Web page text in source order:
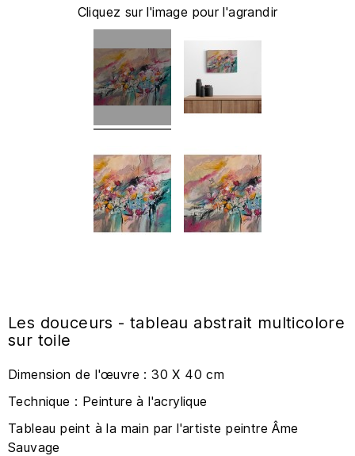
Cliquez sur l'image pour l'agrandir
Les douceurs - tableau abstrait multicolore
sur toile
Dimension de l'œuvre : 30 X 40 cm
Technique : Peinture à l'acrylique
Tableau peint à la main par l'artiste peintre Âme
Sauvage